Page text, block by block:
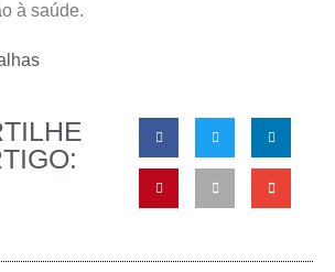
à saúde.